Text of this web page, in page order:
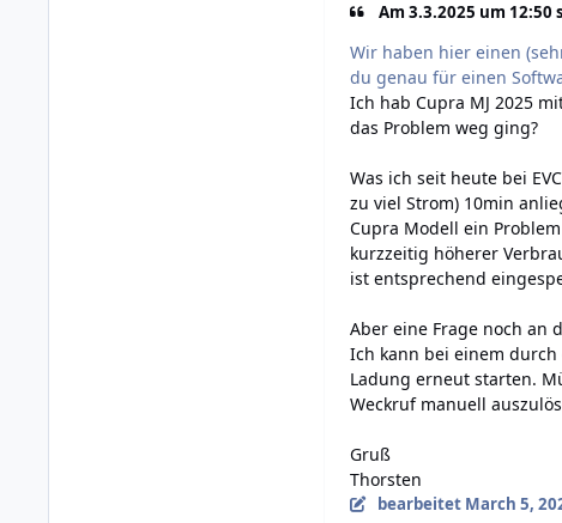
Am 3.3.2025 um
Wir haben hier einen
du genau für einen
Ich hab Cupra MJ 2025
das Problem weg ging?
Was ich seit heute bei
zu viel Strom) 10min
Cupra Modell ein
kurzzeitig höherer
ist entsprechend
Aber eine Frage noch an
Ich kann bei einem
Ladung erneut starten.
Weckruf manuell
Gruß
Thorsten
bearbeitet March 5,